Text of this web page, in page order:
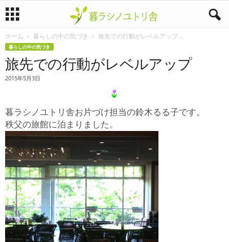
暮
ラ
ノ
ユ
ト
リ
舎
ホーム 暮らしの中の気づき 旅先での行動がレベルアップ...
暮らしの中の気づき
旅先での行動がレベルアップ
2015年5月3日
暮ラシノユトリ舎お片づけ担当の鈴木るる子です。
秩父の旅館に泊まりました。